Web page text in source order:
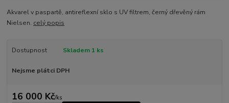
Akvarel v paspartě, antireflexní sklo s UV filtrem, černý dřevěný rám
Nielsen. celý popis
Dostupnost Skladem 1 ks
Nejsme plátci DPH
16 000 Kč/ks